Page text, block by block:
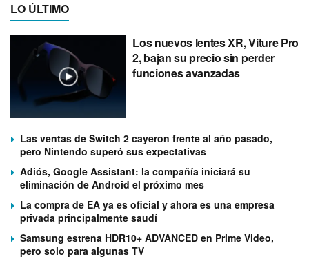
LO ÚLTIMO
Los nuevos lentes XR, Viture Pro
2, bajan su precio sin perder
funciones avanzadas
Las ventas de Switch 2 cayeron frente al año pasado,
pero Nintendo superó sus expectativas
Adiós, Google Assistant: la compañía iniciará su
eliminación de Android el próximo mes
La compra de EA ya es oficial y ahora es una empresa
privada principalmente saudí
Samsung estrena HDR10+ ADVANCED en Prime Video,
pero solo para algunas TV